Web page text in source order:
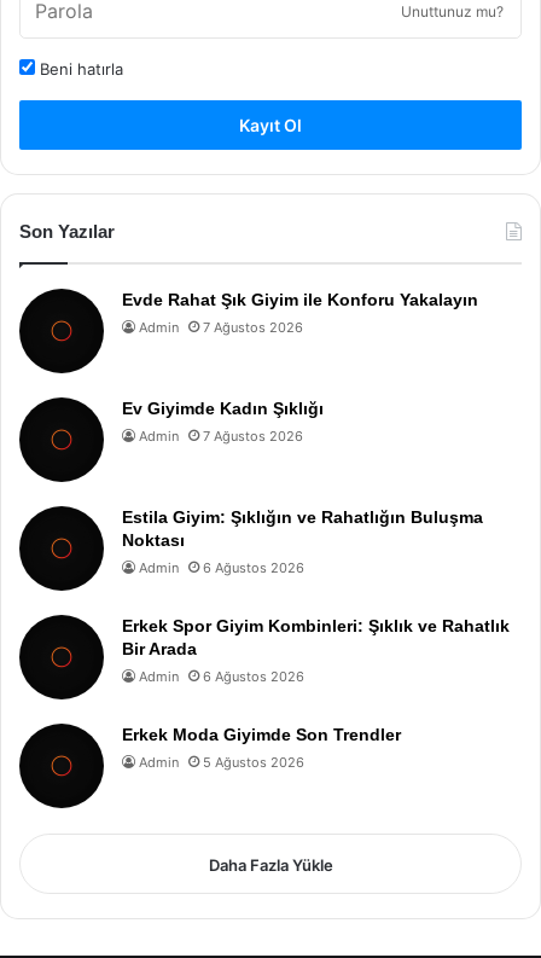
Unuttunuz mu?
Beni hatırla
Kayıt Ol
Son Yazılar
Evde Rahat Şık Giyim ile Konforu Yakalayın
Admin 7 Ağustos 2026
Ev Giyimde Kadın Şıklığı
Admin 7 Ağustos 2026
Estila Giyim: Şıklığın ve Rahatlığın Buluşma
Noktası
Admin 6 Ağustos 2026
Erkek Spor Giyim Kombinleri: Şıklık ve Rahatlık
Bir Arada
Admin 6 Ağustos 2026
Erkek Moda Giyimde Son Trendler
Admin 5 Ağustos 2026
Daha Fazla Yükle